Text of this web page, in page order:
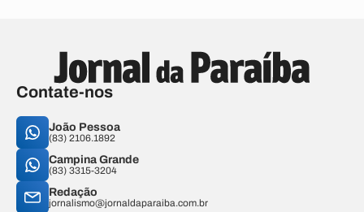
Contate-nos
João Pessoa
(83) 2106.1892
Campina Grande
(83) 3315-3204
Redação
jornalismo@jornaldaparaiba.com.br